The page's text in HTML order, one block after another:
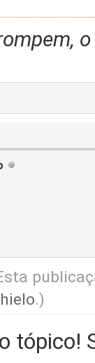
.)
tópico!